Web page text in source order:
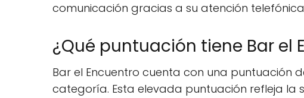
comunicación gracias a su atención
¿Qué puntuación tiene Bar el
Bar el Encuentro cuenta con una puntuación
categoría. Esta elevada puntuación refleja la